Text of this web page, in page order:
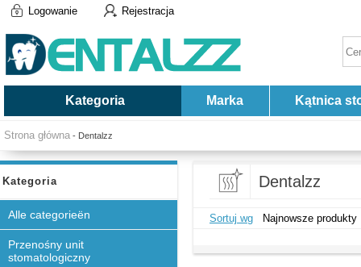
Logowanie Rejestracja
Kategoria Marka Kątnica
Strona główna - Dentalzz
Kategoria
Alle categorieën
Przenośny unit
stomatologiczny
Dentalzz
Sortuj wg Najnowsze produkty